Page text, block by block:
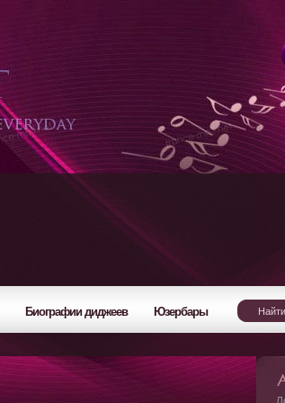
Биографии диджеев Юзербары